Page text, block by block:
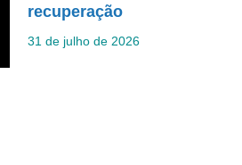
recuperação
31 de julho de 2026